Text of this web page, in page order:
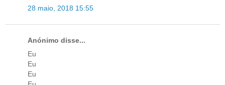
28 maio, 2018 15:55
Anónimo disse...
Eu
Eu
Eu